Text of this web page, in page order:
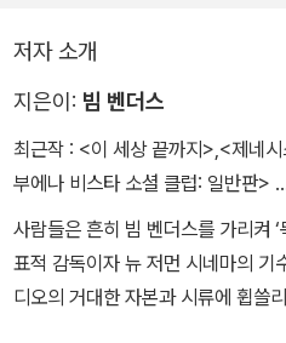
그가 우리에게 건네는 소중한 사진
있노라면 단순한 장소와 시간 속 사
수 있다. 그리고 자신이 쓴 한 권의
과 순간순간 스쳐지나간 인연에 대
았다.
미화된 몽타주가 난무해 더 이상 사
의미를 부여하기 어려워진 요즘, 빔
저자 소개
지은이: 빔 벤더스
최근작 : <이 세상 끝까지>,<제네
부에나 비스타 소셜 클럽: 일반판>
사람들은 흔히 빔 벤더스를 가리켜
표적 감독이자 뉴 저먼 시네마의 기
디오의 거대한 자본과 시류에 휩쓸